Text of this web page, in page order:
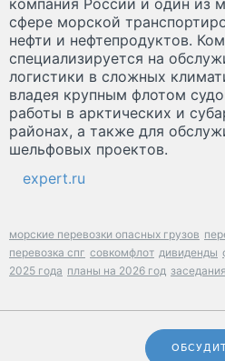
компания России и один из
сфере морской
нефти и нефтепродуктов.
специализируется на
логистики в сложных
владея крупным флотом
работы в арктических и
районах, а также для
шельфовых проектов.
expert.ru
морские перевозки опасных грузов
перевозка спг совкомфлот дивиденды
2025 года планы на 2026 год заседания